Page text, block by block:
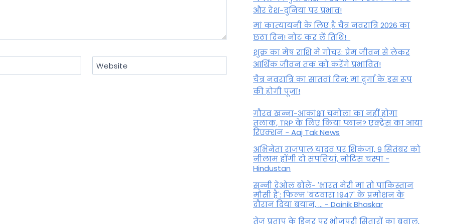
Website
और देश-दुनिया पर प्रभाव!
मां कात्‍यायनी के लिए है चैत्र नवरात्रि 2026 का
छठा दिन! नोट कर लें तिथि!
शुक्र का मेष राशि में गोचर: प्रेम जीवन से लेकर
आर्थिक जीवन तक को करेंगे प्रभावित!
चैत्र नवरात्रि का सातवां दिन: मां दुर्गा के इस रूप
की होगी पूजा!
गौरव खन्ना-आकांक्षा चमोला का नहीं होगा
तलाक, TRP के लिए किया प्लान? एक्ट्रेस का आया
रिएक्शन - Aaj Tak News
अभिनेता राजपाल यादव पर शिकंजा, 9 सितंबर को
नीलाम होंगी दो संपत्तियां, नोटिस चस्पा -
Hindustan
सन्नी देओल बोले- 'भारत मेरी मां तो पाकिस्तान
मौसी है': फिल्म 'बंटवारा 1947' के प्रमोशन के
दौरान दिया बयान, ... - Dainik Bhaskar
तेज प्रताप के डिनर पर भोजपुरी सितारों का बवाल,